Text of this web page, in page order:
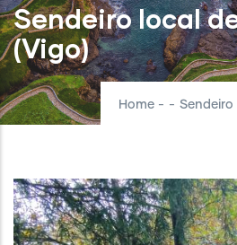
Sendeiro local
(Vigo)
Home - -